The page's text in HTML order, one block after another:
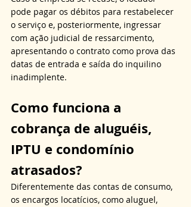
pode pagar os débitos para restabelecer
o serviço e, posteriormente, ingressar
com ação judicial de ressarcimento,
apresentando o contrato como prova das
datas de entrada e saída do inquilino
inadimplente.
Como funciona a
cobrança de aluguéis,
IPTU e condomínio
atrasados?
Diferentemente das contas de consumo,
os encargos locatícios, como aluguel,